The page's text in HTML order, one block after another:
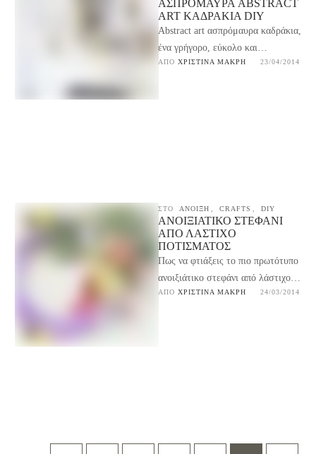
ΑΣΠΡΌΜΑΥΡΑ ABSTRACT
ART ΚΑΔΡΆΚΙΑ DIY
Abstract art ασπρόμαυρα καδράκια,
ένα γρήγορο, εύκολο και
οικονομικό tutorial για το πώς
ΑΠΌ ΧΡΙΣΤΊΝΑ ΜΑΚΡΉ 23/04/2014
ΣΤΟ ΑΝΟΙΞΗ CRAFTS DIY
ΑΝΟΙΞΙΆΤΙΚΟ ΣΤΕΦΆΝΙ
ΑΠΌ ΛΆΣΤΙΧΟ
ΠΟΤΊΣΜΑΤΟΣ
Πως να φτιάξεις το πιο πρωτότυπο
ανοιξιάτικο στεφάνι από λάστιχο
ποτίσματος, εύκολα, γρήγορα και
ΑΠΌ ΧΡΙΣΤΊΝΑ ΜΑΚΡΉ 24/03/2014